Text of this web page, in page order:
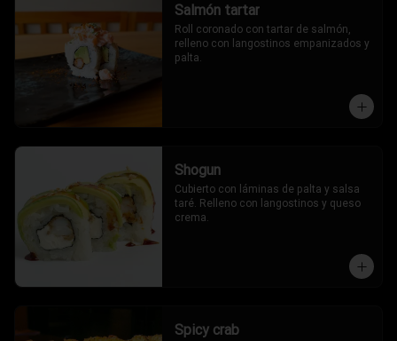
Salmón tartar
Roll coronado con tartar de salmón,
relleno con langostinos empanizados y
palta.
Shogun
Cubierto con láminas de palta y salsa
taré. Relleno con langostinos y queso
crema.
Spicy crab